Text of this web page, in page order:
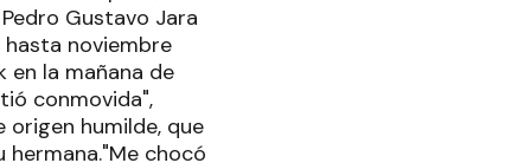
Gustavo Jara
noviembre
la mañana de
conmovida",
origen humilde, que
chocó